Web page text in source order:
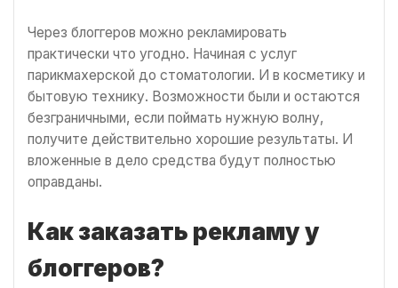
Через блоггеров можно рекламировать
практически что угодно. Начиная с услуг
парикмахерской до стоматологии. И в косметику и
бытовую технику. Возможности были и остаются
безграничными, если поймать нужную волну,
получите действительно хорошие результаты. И
вложенные в дело средства будут полностью
оправданы.
Как заказать рекламу у
блоггеров?